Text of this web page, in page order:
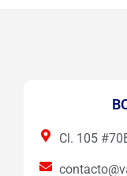
Cl. 105